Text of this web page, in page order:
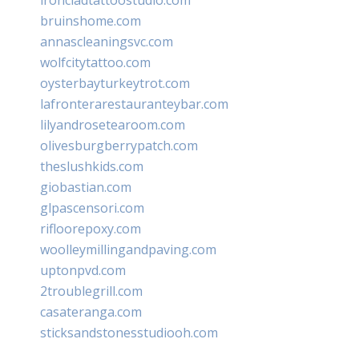
bruinshome.com
annascleaningsvc.com
wolfcitytattoo.com
oysterbayturkeytrot.com
lafronterarestauranteybar.com
lilyandrosetearoom.com
olivesburgberrypatch.com
theslushkids.com
giobastian.com
glpascensori.com
rifloorepoxy.com
woolleymillingandpaving.com
uptonpvd.com
2troublegrill.com
casateranga.com
sticksandstonesstudiooh.com